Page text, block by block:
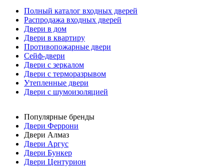
Полный каталог входных дверей
Распродажа входных дверей
Двери в дом
Двери в квартиру
Противопожарные двери
Сейф-двери
Двери с зеркалом
Двери с терморазрывом
Утепленные двери
Двери с шумоизоляцией
Популярные бренды
Двери Феррони
Двери Алмаз
Двери Аргус
Двери Бункер
Двери Центурион